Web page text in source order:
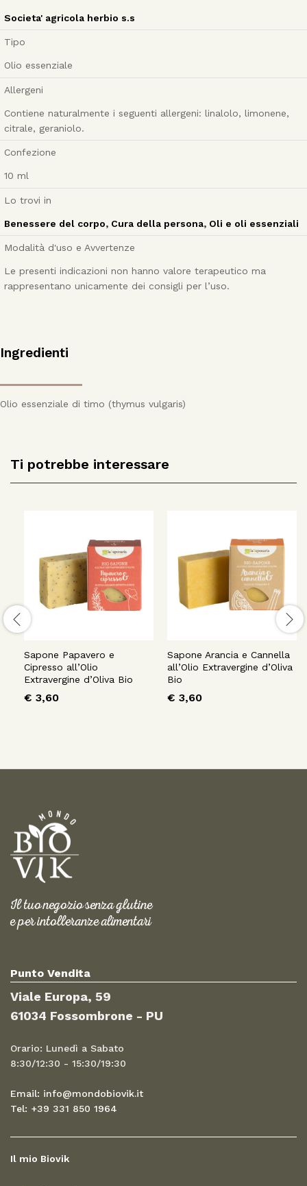
Societa' agricola herbio s.s
Tipo
Olio essenziale
Allergeni
Contiene naturalmente i seguenti allergeni: linalolo, limonene,
citrale, geraniolo.
Confezione
10 ml
Lo trovi in
Benessere del corpo, Cura della persona, Oli e oli essenziali
Modalità d'uso e Avvertenze
Le presenti indicazioni non hanno valore terapeutico ma
rappresentano unicamente dei consigli per l’uso.
Ingredienti
Olio essenziale di timo (thymus vulgaris)
Ti potrebbe interessare
Sapone Papavero e
Cipresso all’Olio
Extravergine d’Oliva Bio
€ 3,60
Sapone Arancia e Cannella
all’Olio Extravergine d’Oliva
Bio
€ 3,60
Il tuo negozio senza glutine
e per intolleranze alimentari
Punto Vendita
Viale Europa, 59
61034 Fossombrone - PU
Orario: Lunedì a Sabato
8:30/12:30 - 15:30/19:30
Email: info@mondobiovik.it
Tel: +39 331 850 1964
Il mio Biovik